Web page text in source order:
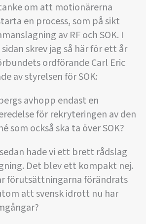
om att motionärerna
en process, som på sikt
av RF och SOK. I
skrev jag så här för ett år
ordförande Carl Eric
av styrelsen för SOK:
avhopp endast en
för rekryteringen av den
som också ska ta över SOK?
hade vi ett brett rådslag
Det blev ett kompakt nej.
förutsättningarna förändrats
att svensk idrott nu har